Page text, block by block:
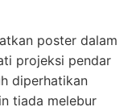
poster dalam
projeksi pendar
diperhatikan
tiada melebur